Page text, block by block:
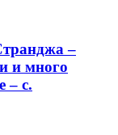
–
и много
– с.